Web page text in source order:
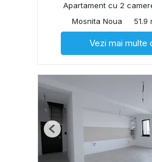
Apartament cu 2
Mosnita Noua
51.9
Vezi mai multe
Previous